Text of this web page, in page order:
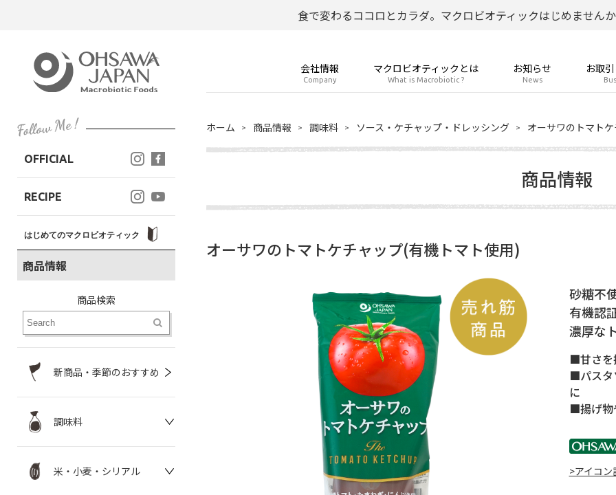
食で変わるココロとカラダ。マクロビオティックはじめません
会社情報
Company
マクロビオティックとは
What is Macrobiotic ?
お知らせ
News
お取
OFFICIAL
RECIPE
はじめてのマクロビオティック
商品情報
商品検索
新商品・季節のおすすめ
調味料
米・小麦・シリアル
ホーム 商品情報 調味料 ソース・ケチャップ・ドレッシング オーサワのトマト
商品情報
オーサワのトマトケチャップ(有機トマト使用)
砂糖不
有機認
濃厚な
■甘さを
■パスタ
に
■揚げ物
>アイコ